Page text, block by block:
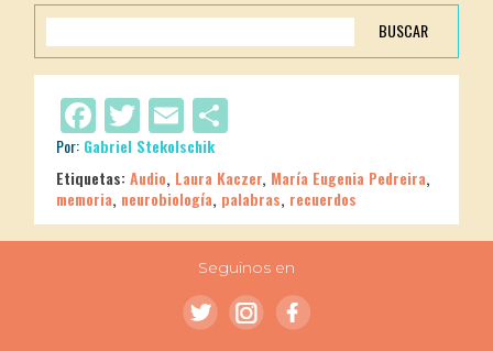
BUSCAR
Facebook
Twitter
Email
Por: Gabriel Stekolschik
Etiquetas:Audio, Laura Kaczer, María Eugenia Pedreira,
memoria, neurobiología, palabras, recuerdos
Seguinos en